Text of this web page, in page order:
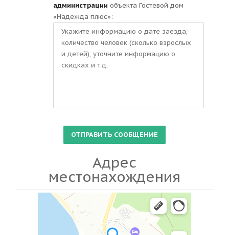
администрации объекта Гостевой дом
«Надежда плюс»:
Адрес
местонахождения